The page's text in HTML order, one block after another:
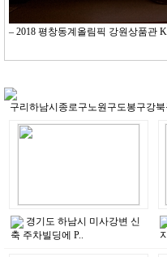
– 2018 평창동계올림픽 강원상품관
경기도 하남시 미사강변 신
축 주차빌딩에 P..